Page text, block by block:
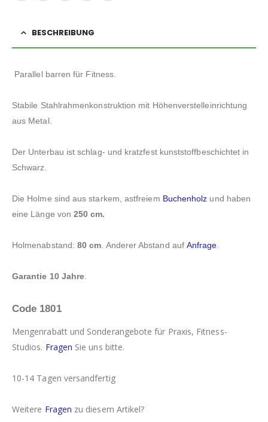
BESCHREIBUNG
Parallel barrenfür Fitness.
Stabile Stahlrahmenkonstruktion mit Höhenverstelleinrichtung
aus Metal.
Der Unterbau ist schlag- und kratzfest kunststoffbeschichtet in
Schwarz.
Die Holme sind aus starkem, astfreiem Buchenholz und haben
eine Länge von250 cm.
Holmenabstand:80 cm. Anderer Abstand auf Anfrage.
Garantie 10 Jahre.
Code 1801
Mengenrabatt und Sonderangebote für Praxis, Fitness-
Studios. Fragen Sie uns bitte.
10-14 Tagen versandfertig
Weitere Fragen zu diesem Artikel?